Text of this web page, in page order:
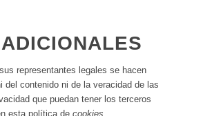
representantes legales se hacen
del contenido ni de la veracidad de las
que puedan tener los terceros
esta política de cookies.